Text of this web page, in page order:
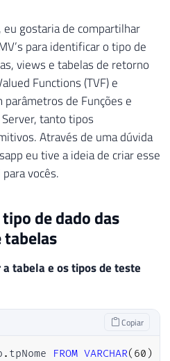
gostaria de compartilhar
para identificar o tipo de
views e tabelas de retorno
Functions (TVF) e
de Funções e
tanto tipos
Através de uma dúvida
eu tive a ideia de criar esse
vocês.
de dado das
tabelas
tabela e os tipos de teste
Copiar
. tpNome FROM VARCHAR( 60 )